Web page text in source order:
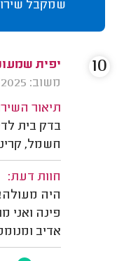
שמקבל
יפית
משוב: 21/12/2025
תיאור
בדק בית
חשמל,
חוות דעת:
היה
פינה ואני
אדיב
10